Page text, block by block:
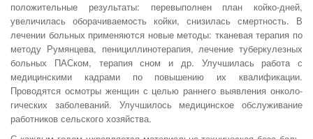
положительные результаты: перевыполнен план койко-дней,
увеличилась оборачиваемость койки, снизилась смертность. В
лечении больных применяются новые методы: тканевая терапия по
методу Румянцева, пенициллинотерапия, лечение туберкулезных
больных ПАСком, терапия сном и др. Улучшилась работа с
медицинскими кадрами по повышению их квалифи­кации.
Проводятся осмотры женщин с целью раннего выявления онколо­
гических заболеваний. Улучшилось медицинское обслуживание
работников сельского хозяйства.